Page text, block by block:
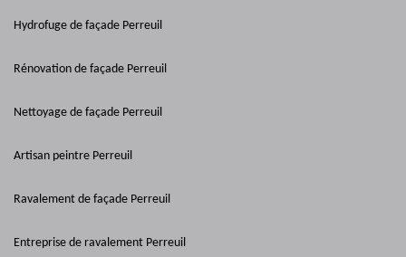
Hydrofuge de façade Perreuil
Rénovation de façade Perreuil
Nettoyage de façade Perreuil
Artisan peintre Perreuil
Ravalement de façade Perreuil
Entreprise de ravalement Perreuil